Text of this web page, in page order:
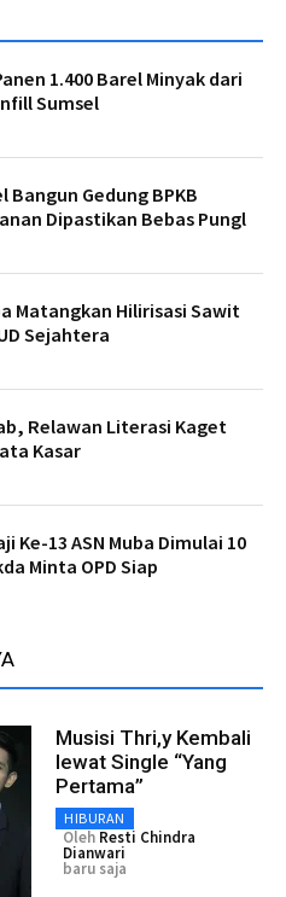
1.400 Barel Minyak dari
Sumsel
Bangun Gedung BPKB
Dipastikan Bebas Pungl
Matangkan Hilirisasi Sawit
Sejahtera
Relawan Literasi Kaget
Kasar
Ke-13 ASN Muba Dimulai 10
Minta OPD Siap
Musisi Thri,y Kembali
lewat Single “Yang
Pertama”
HIBURAN
Oleh Resti Chindra
Dianwari
baru saja